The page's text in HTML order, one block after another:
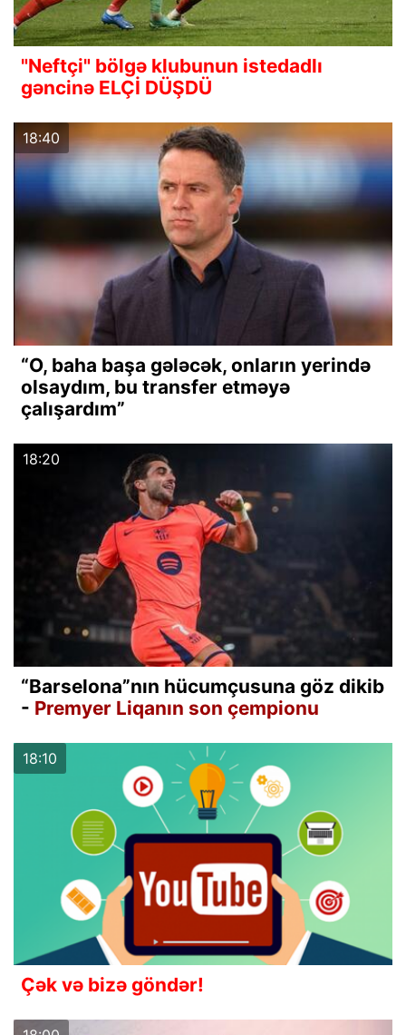
"Neftçi" bölgə klubunun istedadlı
gəncinə ELÇİ DÜŞDÜ
18:40
“O, baha başa gələcək, onların yerində
olsaydım, bu transfer etməyə
çalışardım”
18:20
“Barselona”nın hücumçusuna göz dikib
- Premyer Liqanın son çempionu
18:10
Çək və bizə göndər!